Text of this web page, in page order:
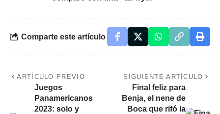
Comparte este artículo
ARTÍCULO PREVIO
Juegos
Panamericanos
2023: solo y
SIGUIENTE ARTÍCULO
Final feliz para
Benja, el nene de
Boca que rifó la